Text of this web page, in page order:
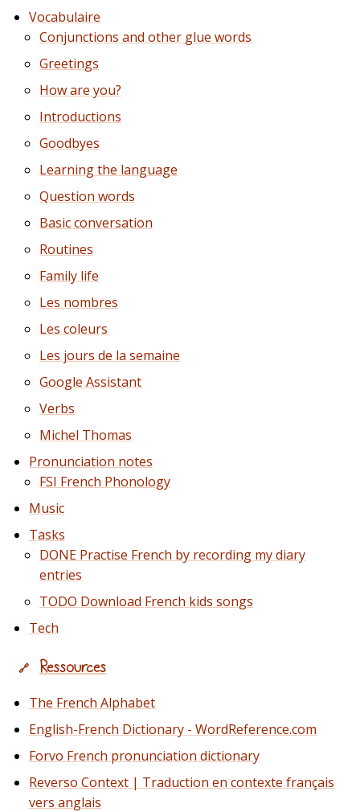
Vocabulaire
Conjunctions and other glue words
Greetings
How are you?
Introductions
Goodbyes
Learning the language
Question words
Basic conversation
Routines
Family life
Les nombres
Les coleurs
Les jours de la semaine
Google Assistant
Verbs
Michel Thomas
Pronunciation notes
FSI French Phonology
Music
Tasks
DONE Practise French by recording my diary
entries
TODO Download French kids songs
Tech
🔗 Ressources
The French Alphabet
English-French Dictionary - WordReference.com
Forvo French pronunciation dictionary
Reverso Context | Traduction en contexte français
vers anglais